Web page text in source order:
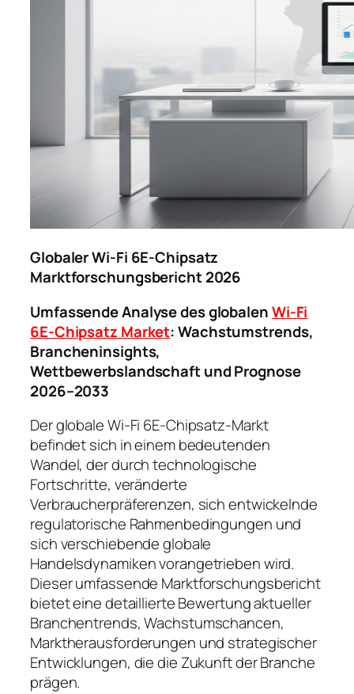
Globaler Wi-Fi 6E-Chipsatz
Marktforschungsbericht 2026
Umfassende Analyse des globalenWi-Fi
6E-Chipsatz Market: Wachstumstrends,
Brancheninsights,
Wettbewerbslandschaft und Prognose
2026–2033
Der globale Wi-Fi 6E-Chipsatz-Markt
befindet sich in einem bedeutenden
Wandel, der durch technologische
Fortschritte, veränderte
Verbraucherpräferenzen, sich entwickelnde
regulatorische Rahmenbedingungen und
sich verschiebende globale
Handelsdynamiken vorangetrieben wird.
Dieser umfassende Marktforschungsbericht
bietet eine detaillierte Bewertung aktueller
Branchentrends, Wachstumschancen,
Marktherausforderungen und strategischer
Entwicklungen, die die Zukunft der Branche
prägen.